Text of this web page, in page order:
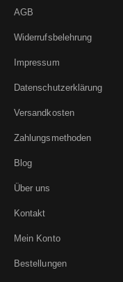
AGB
Widerrufsbelehrung
Impressum
Datenschutzerklärung
Versandkosten
Zahlungsmethoden
Blog
Über uns
Kontakt
Mein Konto
Bestellungen